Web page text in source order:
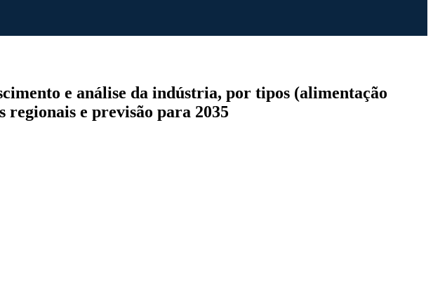
e análise da indústria, por tipos (alimentação
e previsão para 2035